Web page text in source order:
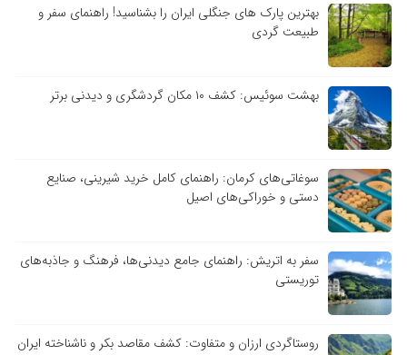
بهترین پارک های جنگلی ایران را بشناسید! راهنمای سفر و
طبیعت گردی
بهشت سوئیس: کشف ۱۰ مکان گردشگری و دیدنی برتر
سوغاتی‌های کرمان: راهنمای کامل خرید شیرینی، صنایع
دستی و خوراکی‌های اصیل
سفر به اتریش: راهنمای جامع دیدنی‌ها، فرهنگ و جاذبه‌های
توریستی
روستاگردی ارزان و متفاوت: کشف مقاصد بکر و ناشناخته ایران